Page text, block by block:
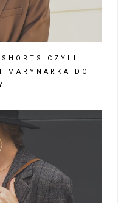
CZYLI
MARYNARKA DO